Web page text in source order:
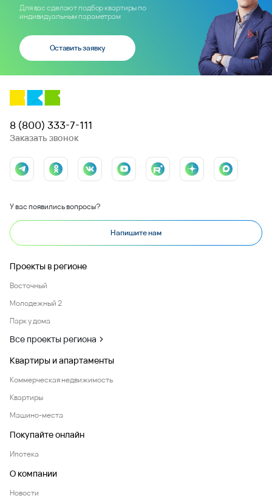
Для вас сделают подбор квартиры по
индивидуальным параметрам
Оставить заявку
8 (800) 333-7-111
Заказать звонок
У вас появились вопросы?
Напишите нам
Проекты в регионе
Восточный
Молодежный 2
Парк у дома
Все проекты региона
Квартиры и апартаменты
Коммерческая недвижимость
Квартиры
Машино-места
Покупайте онлайн
Ипотека
О компании
Новости